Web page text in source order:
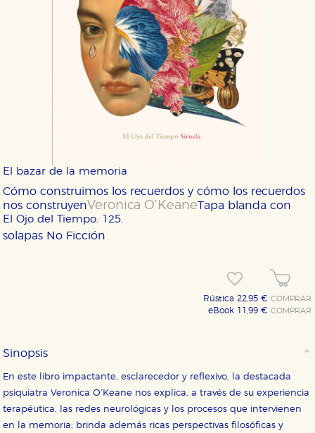
El bazar de la memoria
Cómo construimos los recuerdos y cómo los recuerdos
nos construyenVeronica O’Keane
El Ojo del Tiempo. 125.
Tapa blanda con
solapas No Ficción
Rústica 22,95 €COMPRAR
eBook 11,99 €COMPRAR
Sinopsis
En este libro impactante, esclarecedor y reflexivo, la destacada
psiquiatra Veronica O’Keane nos explica, a través de su experiencia
terapéutica, las redes neurológicas y los procesos que intervienen
en la memoria; brinda además ricas perspectivas filosóficas y